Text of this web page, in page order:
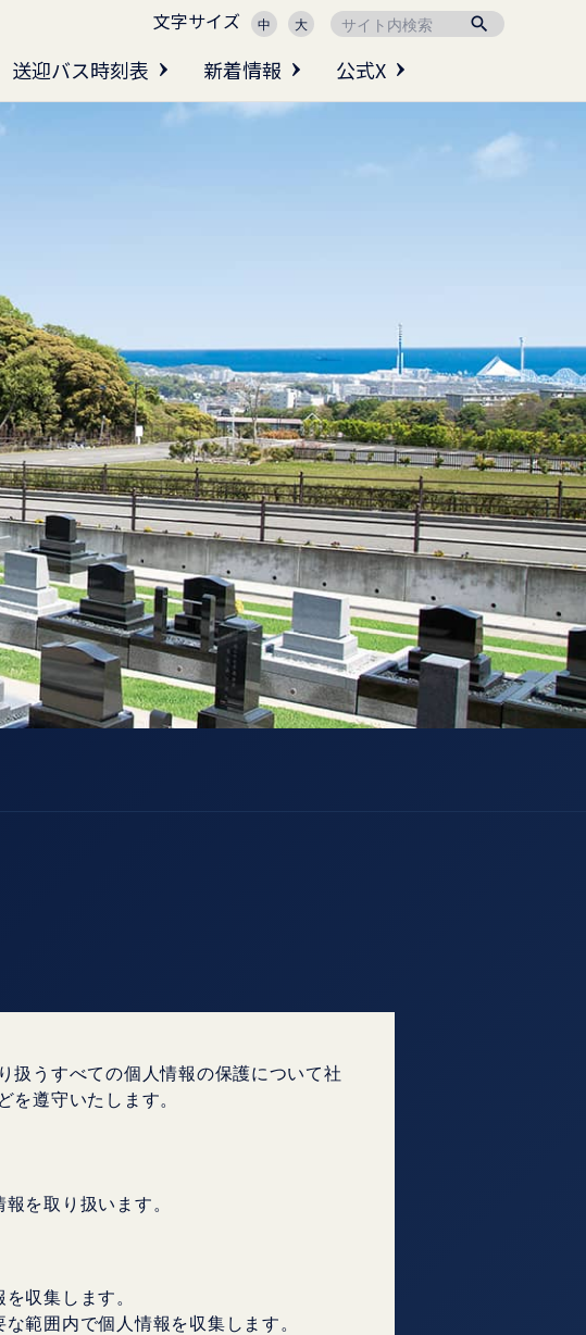

文字サイズ 中 大
送迎バス時刻表 新着情報 公式X
扱うすべての個人情報の保護について社
を遵守いたします。
を取り扱います。
収集します。
範囲内で個人情報を収集します。